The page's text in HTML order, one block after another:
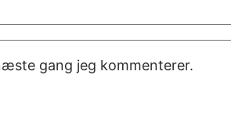
gang jeg kommenterer.